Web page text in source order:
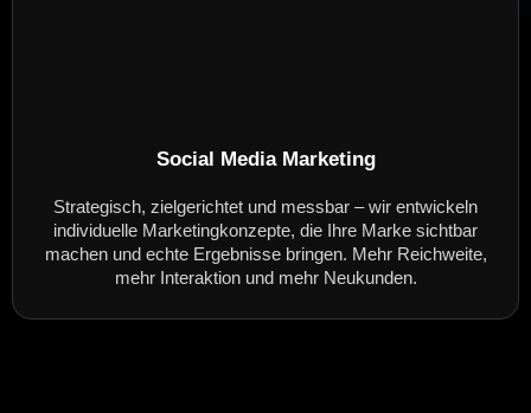
Social Media Marketing
Strategisch, zielgerichtet und messbar – wir entwickeln
individuelle Marketingkonzepte, die Ihre Marke sichtbar
machen und echte Ergebnisse bringen. Mehr Reichweite,
mehr Interaktion und mehr Neukunden.